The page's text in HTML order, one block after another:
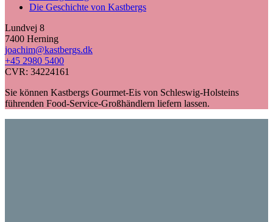
Die Geschichte von Kastbergs
Lundvej 8
7400 Herning
joachim@kastbergs.dk
+45 2980 5400
CVR: 34224161
Sie können Kastbergs Gourmet-Eis von Schleswig-Holsteins
führenden Food-Service-Großhändlern liefern lassen.